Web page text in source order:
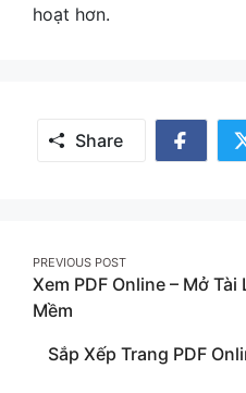
hoạt hơn.
Share
Share
Post
navigation
PREVIOUS POST
Xem PDF Online – Mở
Mềm
Sắp Xếp Trang PDF